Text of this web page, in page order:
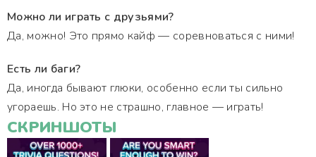
Можно ли играть с друзьями?
Да, можно! Это прямо кайф — соревноваться с ними!
Есть ли баги?
Да, иногда бывают глюки, особенно если ты сильно
угораешь. Но это не страшно, главное — играть!
СКРИНШОТЫ